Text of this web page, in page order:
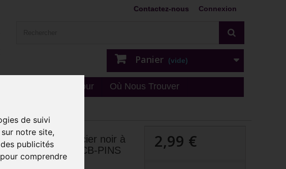
de suivi
notre site,
publicités
comprendre
Connexion
Contactez-nous
Panier (vide)
Livraison - retour Où Nous Trouver
fer à cheval acier noir à
1,2 mm BKMCB-PINS
2,99 €